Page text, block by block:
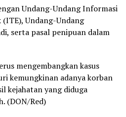
Undang-Undang Informasi
Undang-Undang
serta pasal penipuan dalam
mengembangkan kasus
kemungkinan adanya korban
kejahatan yang diduga
(DON/Red)